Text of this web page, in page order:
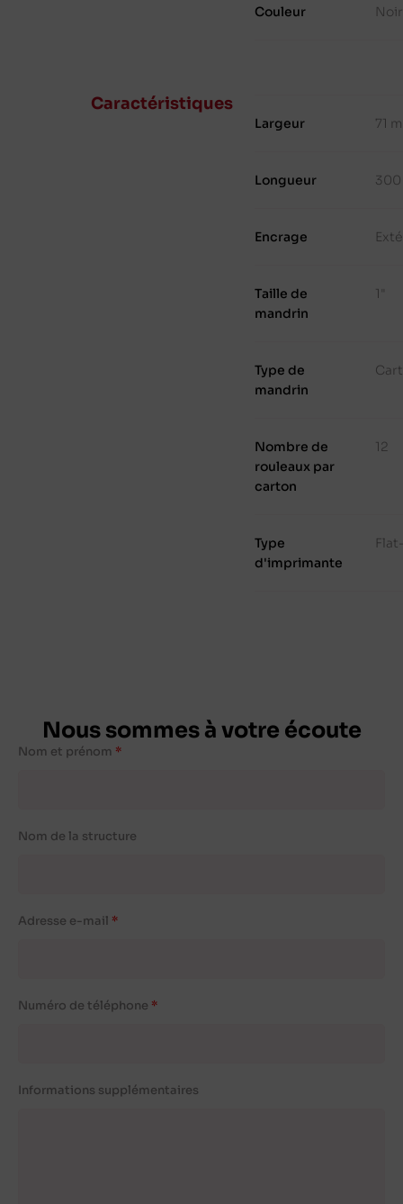
Couleur Noir
Caractéristiques
Largeur 71
Longueur 300
Encrage
Taille de
mandrin
1"
Type de
mandrin
Nombre de
rouleaux par
carton
12
Type
d'imprimante
Nous sommes à votre écoute
Nom et prénom
Nom de la structure
Adresse e-mail
Numéro de téléphone
Informations supplémentaires